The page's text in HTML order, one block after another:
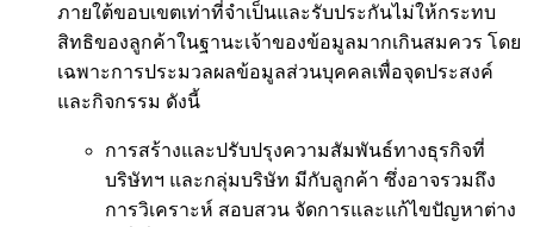
ภายใต้ขอบเขตเท่าที่จำเป็นและรับประกันไม่ให้กระทบ
สิทธิของลูกค้าในฐานะเจ้าของข้อมูลมากเกินสมควร โดย
เฉพาะการประมวลผลข้อมูลส่วนบุคคลเพื่อจุดประสงค์
และกิจกรรม ดังนี้
การสร้างและปรับปรุงความสัมพันธ์ทางธุรกิจที่
บริษัทฯ และกลุ่มบริษัท มีกับลูกค้า ซึ่งอาจรวมถึง
การวิเคราะห์ สอบสวน จัดการและแก้ไขปัญหาต่าง